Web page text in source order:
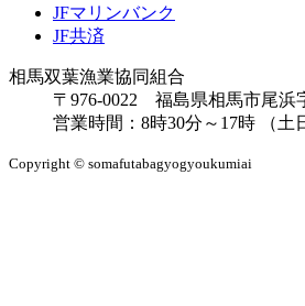
JFマリンバンク
JF共済
相馬双葉漁業協同組合
〒976-0022 福島県相馬市尾浜
営業時間：8時30分～17時 （土
Copyright © somafutabagyogyoukumiai